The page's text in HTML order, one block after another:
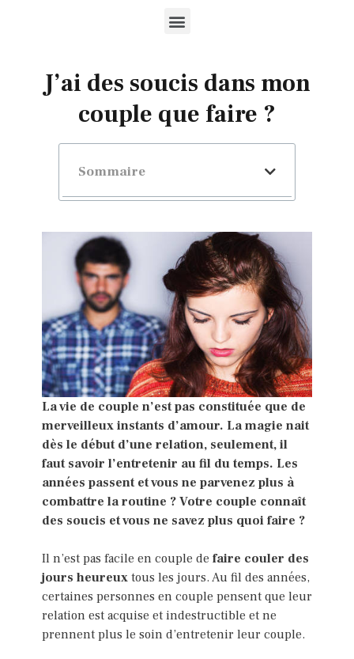
J’ai des soucis dans mon
couple que faire ?
Sommaire
La vie de couple n’est pas constituée que de
merveilleux instants d’amour. La magie nait
dès le début d’une relation, seulement, il
faut savoir l’entretenir au fil du temps. Les
années passent et vous ne parvenez plus à
combattre la routine ? Votre couple connaît
des soucis et vous ne savez plus quoi faire ?
Il n’est pas facile en couple de faire couler des
jours heureuxtous les jours. Au fil des années,
certaines personnes en couple pensent que leur
relation est acquise et indestructible et ne
prennent plus le soin d’entretenir leur couple.